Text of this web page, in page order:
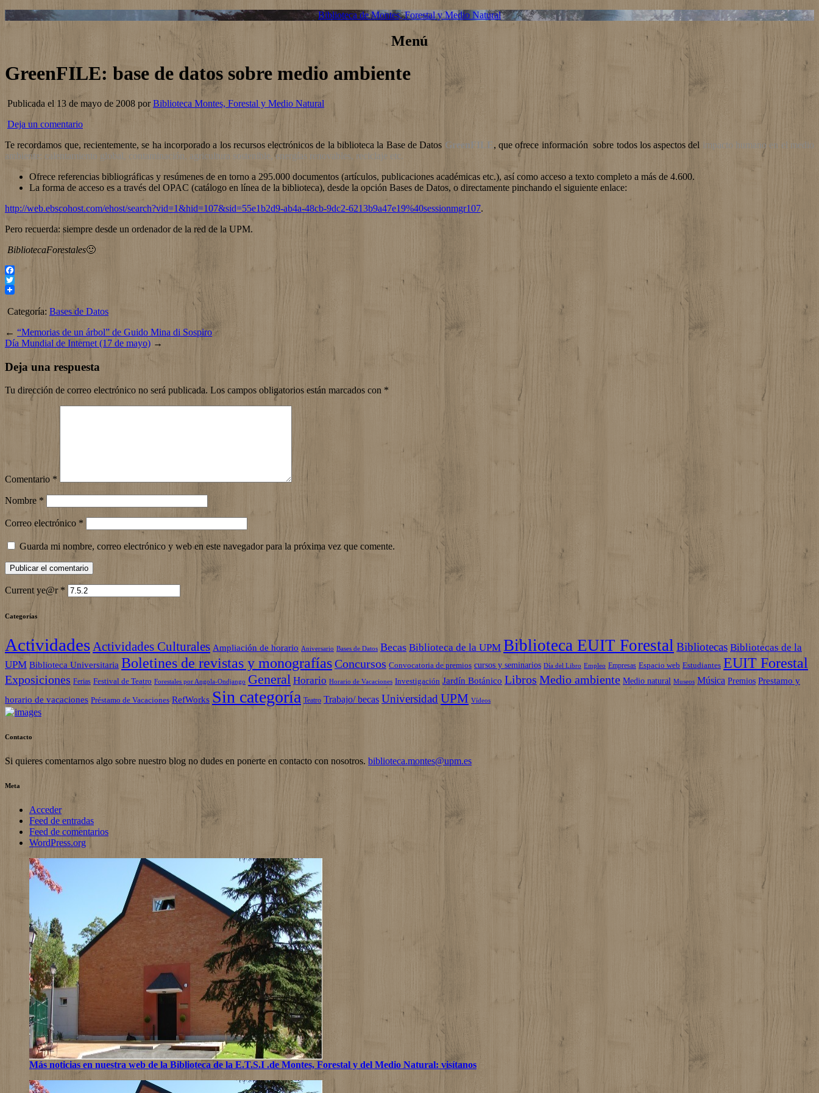
Biblioteca de Montes, Forestal y Medio Natural
Menú
GreenFILE: base de datos sobre medio ambiente
Publicada el 13 de mayo de 2008 porBiblioteca Montes, Forestal y Medio Natural
Deja un comentario
Te recordamos que, recientemente, se ha incorporado a los recursos electrónicos de la biblioteca la Base de Datos GreenFILE, que ofrece información sobre todos los aspectos del impacto humano en el medio
ambiente: calentamiento global, contaminación, agricultura sostenible, energías renovables, reciclaje etc.
Ofrece referencias bibliográficas y resúmenes de en torno a 295.000 documentos (artículos, publicaciones académicas etc.), así como acceso a texto completo a más de 4.600.
La forma de acceso es a través del OPAC (catálogo en línea de la biblioteca), desde la opción Bases de Datos, o directamente pinchando el siguiente enlace:
http://web.ebscohost.com/ehost/search?vid=1&hid=107&sid=55e1b2d9-ab4a-48cb-9dc2-6213b9a47e19%40sessionmgr107.
Pero recuerda: siempre desde un ordenador de la red de la UPM.
BibliotecaForestales🙂
Facebook
Twitter
Categoría: Bases de Datos
← “Memorias de un árbol” de Guido Mina di Sospiro
Día Mundial de Internet (17 de mayo) →
Deja una respuesta
Tu dirección de correo electrónico no será publicada. Los campos obligatorios están marcados con *
Comentario *
Nombre *
Correo electrónico *
Guarda mi nombre, correo electrónico y web en este navegador para la próxima vez que comente.
Current ye@r *
Categorías
ActividadesActividades Culturales Ampliación de horario Aniversario Bases de Datos Becas Biblioteca de la UPM Biblioteca EUIT Forestal Bibliotecas Bibliotecas de la
UPM Biblioteca Universitaria Boletines de revistas y monografíasConcursos Convocatoria de premios cursos y seminarios Día del Libro Empleo Empresas Espacio web Estudiantes EUIT Forestal
Exposiciones Ferias Festival de Teatro Forestales por Angola-Ondjango General Horario Horario de Vacaciones Investigación Jardín Botánico Libros Medio ambiente Medio natural Museos Música Premios Prestamo y
horario de vacaciones Préstamo de Vacaciones RefWorks Sin categoría Teatro Trabajo/ becas Universidad UPM Vídeos
Contacto
Si quieres comentarnos algo sobre nuestro blog no dudes en ponerte en contacto con nosotros. biblioteca.montes@upm.es
Meta
Acceder
Feed de entradas
Feed de comentarios
WordPress.org
Más noticias en nuestra web de la Biblioteca de la E.T.S.I .de Montes, Forestal y del Medio Natural: visítanos